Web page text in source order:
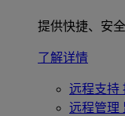
提供快捷、安
了解详情
远程支持
远程管理